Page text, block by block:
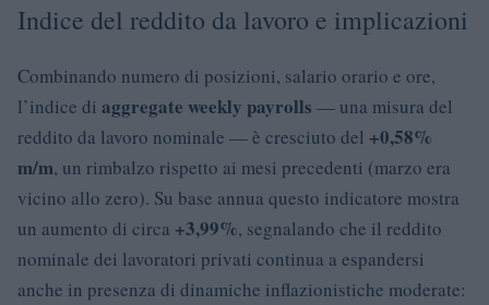
Indice del reddito da lavoro e implicazioni
Combinando numero di posizioni, salario orario e ore,
l’indice di aggregate weekly payrolls — una misura del
reddito da lavoro nominale — è cresciuto del +0,58%
m/m, un rimbalzo rispetto ai mesi precedenti (marzo era
vicino allo zero). Su base annua questo indicatore mostra
un aumento di circa +3,99%, segnalando che il reddito
nominale dei lavoratori privati continua a espandersi
anche in presenza di dinamiche inflazionistiche moderate: